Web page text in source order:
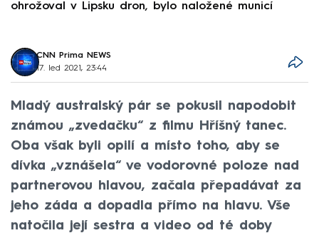
ohrožoval v Lipsku dron, bylo naložené municí
CNN Prima NEWS
17. led 2021, 23:44
Mladý australský pár se pokusil napodobit
známou „zvedačku“ z filmu Hříšný tanec.
Oba však byli opilí a místo toho, aby se
dívka „vznášela“ ve vodorovné poloze nad
partnerovou hlavou, začala přepadávat za
jeho záda a dopadla přímo na hlavu. Vše
natočila její sestra a video od té doby